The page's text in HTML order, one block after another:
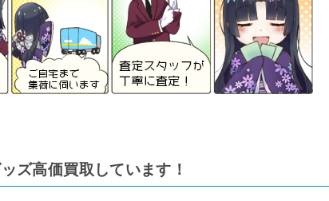
ズ高価買取しています！